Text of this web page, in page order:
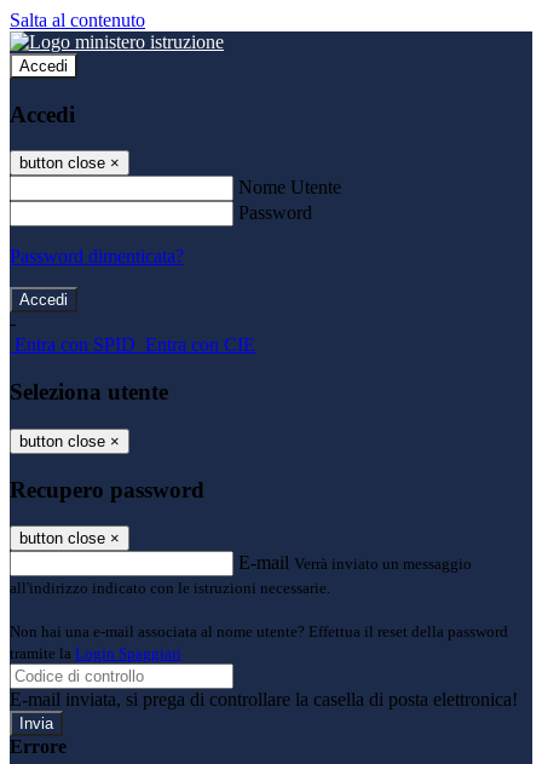
Salta al contenuto
Accedi
Accedi
button close ×
Nome Utente
Password
Password dimenticata?
-
Entra con SPID Entra con CIE
Seleziona utente
button close ×
Recupero password
button close ×
E-mail Verrà inviato un messaggio
all'indirizzo indicato con le istruzioni necessarie.
Non hai una e-mail associata al nome utente? Effettua il reset della password
tramite la Login Spaggiari
E-mail inviata, si prega di controllare la casella di posta elettronica!
Errore